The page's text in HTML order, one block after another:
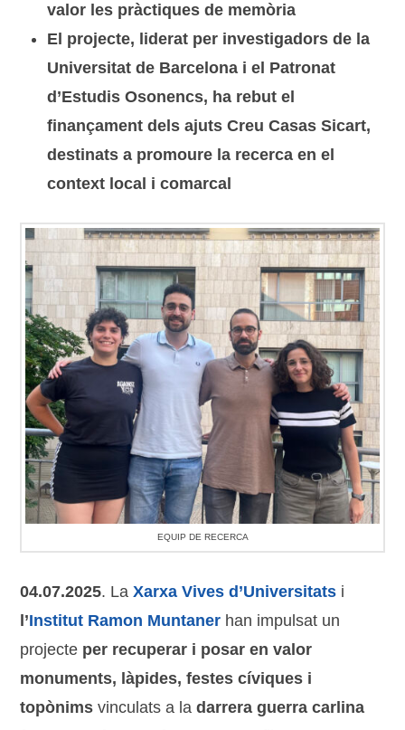
valor les pràctiques de memòria
El projecte, liderat per investigadors de la
Universitat de Barcelona i el Patronat
d’Estudis Osonencs, ha rebut el
finançament dels ajuts Creu Casas Sicart,
destinats a promoure la recerca en el
context local i comarcal
EQUIP DE RECERCA
04.07.2025. LaXarxa Vives d’Universitats i
l’Institut Ramon Muntaner han impulsat un
projecte per recuperar i posar en valor
monuments, làpides, festes cíviques i
topònims vinculats a ladarrera guerra carlina